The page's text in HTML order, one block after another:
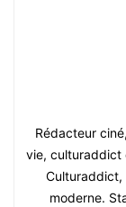
Rédacteur
vie, culturaddict
Culturaddict,
moderne.